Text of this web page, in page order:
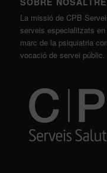
La missió de CPB
serveis especialitzats
marc de la psiquiatria
vocació de servei públic.